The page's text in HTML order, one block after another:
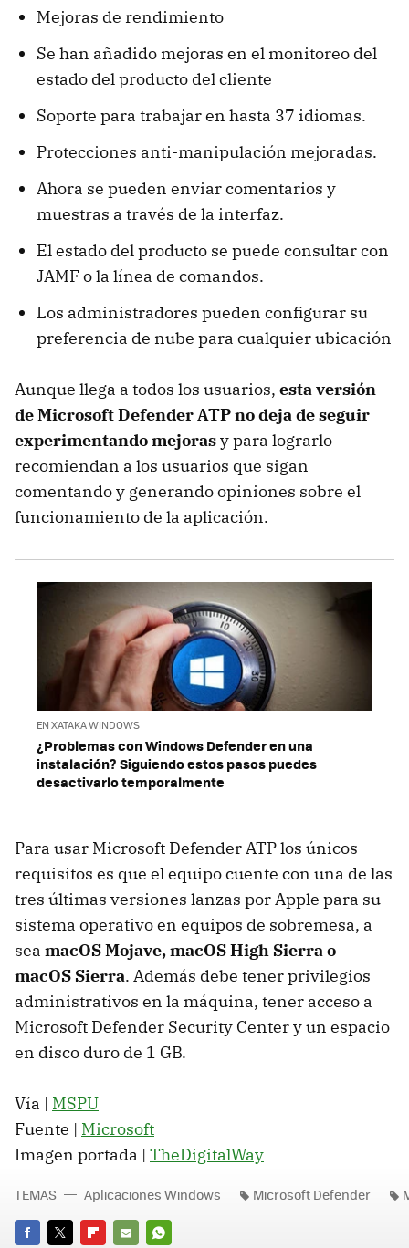
Mejoras de rendimiento
Se han añadido mejoras en el monitoreo del
estado del producto del cliente
Soporte para trabajar en hasta 37 idiomas.
Protecciones anti-manipulación mejoradas.
Ahora se pueden enviar comentarios y
muestras a través de la interfaz.
El estado del producto se puede consultar con
JAMF o la línea de comandos.
Los administradores pueden configurar su
preferencia de nube para cualquier ubicación
Aunque llega a todos los usuarios, esta versión
de Microsoft Defender ATP no deja de seguir
experimentando mejorasy para lograrlo
recomiendan a los usuarios que sigan
comentando y generando opiniones sobre el
funcionamiento de la aplicación.
EN XATAKA WINDOWS
¿Problemas con Windows Defender en una
instalación? Siguiendo estos pasos puedes
desactivarlo temporalmente
Para usar Microsoft Defender ATP los únicos
requisitos es que el equipo cuente con una de las
tres últimas versiones lanzas por Apple para su
sistema operativo en equipos de sobremesa, a
sea macOS Mojave, macOS High Sierra o
macOS Sierra. Además debe tener privilegios
administrativos en la máquina, tener acceso a
Microsoft Defender Security Center y un espacio
en disco duro de 1 GB.
Vía | MSPU
Fuente | Microsoft
Imagen portada | TheDigitalWay
TEMAS Aplicaciones Windows Microsoft Defender